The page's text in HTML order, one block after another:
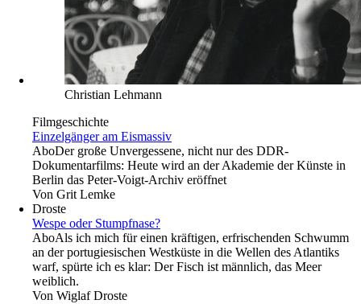
Christian Lehmann
Filmgeschichte
Einzelgänger am Eismassiv
AboDer große Unvergessene, nicht nur des DDR-
Dokumentarfilms: Heute wird an der Akademie der Künste in
Berlin das Peter-Voigt-Archiv eröffnet
Von Grit Lemke
Droste
Wespe oder Stumpfnase?
AboAls ich mich für einen kräftigen, erfrischenden Schwumm
an der portugiesischen Westküste in die Wellen des Atlantiks
warf, spürte ich es klar: Der Fisch ist männlich, das Meer
weiblich.
Von Wiglaf Droste